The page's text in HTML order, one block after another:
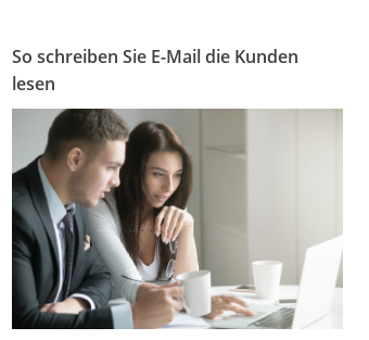
So schreiben Sie E-Mail die Kunden
lesen